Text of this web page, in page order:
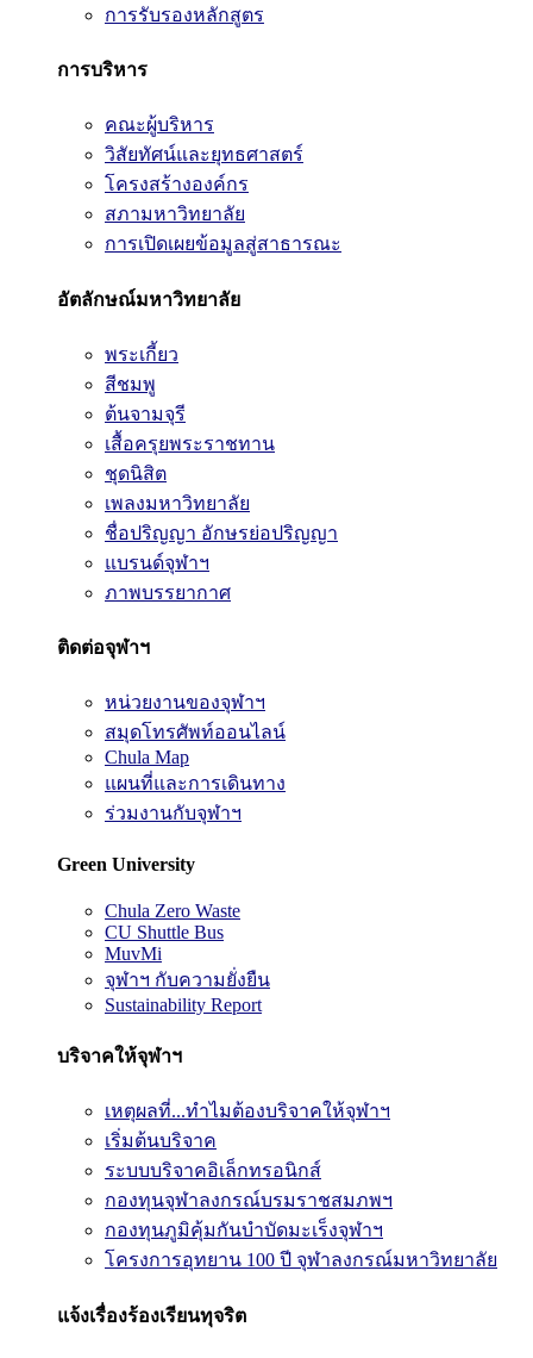
การรับรองหลักสูตร
การบริหาร
คณะผู้บริหาร
วิสัยทัศน์และยุทธศาสตร์
โครงสร้างองค์กร
สภามหาวิทยาลัย
การเปิดเผยข้อมูลสู่สาธารณะ
อัตลักษณ์มหาวิทยาลัย
พระเกี้ยว
สีชมพู
ต้นจามจุรี
เสื้อครุยพระราชทาน
ชุดนิสิต
เพลงมหาวิทยาลัย
ชื่อปริญญา อักษรย่อปริญญา
แบรนด์จุฬาฯ
ภาพบรรยากาศ
ติดต่อจุฬาฯ
หน่วยงานของจุฬาฯ
สมุดโทรศัพท์ออนไลน์
Chula Map
แผนที่และการเดินทาง
ร่วมงานกับจุฬาฯ
Green University
Chula Zero Waste
CU Shuttle Bus
MuvMi
จุฬาฯ กับความยั่งยืน
Sustainability Report
บริจาคให้จุฬาฯ
เหตุผลที่...ทำไมต้องบริจาคให้จุฬาฯ
เริ่มต้นบริจาค
ระบบบริจาคอิเล็กทรอนิกส์
กองทุนจุฬาลงกรณ์บรมราชสมภพฯ
กองทุนภูมิคุ้มกันบำบัดมะเร็งจุฬาฯ
โครงการอุทยาน 100 ปี จุฬาลงกรณ์มหาวิทยาลัย
แจ้งเรื่องร้องเรียนทุจริต